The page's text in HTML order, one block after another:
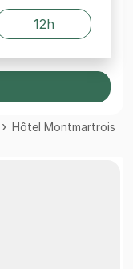
12h
Hôtel Montmartrois